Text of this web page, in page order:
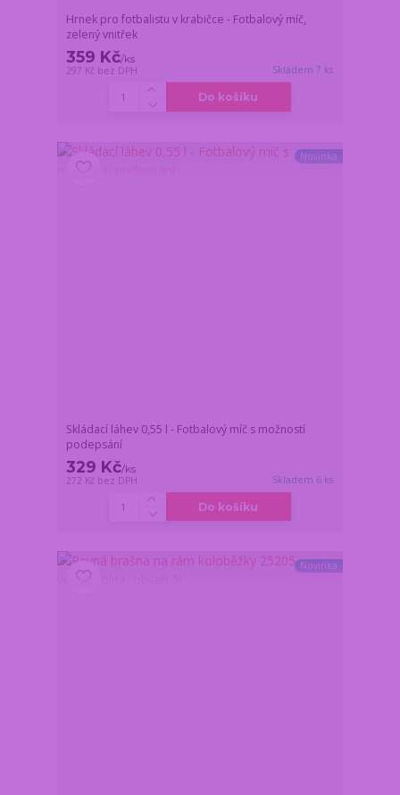
Hrnek pro fotbalistu v krabičce - Fotbalový míč,
zelený vnitřek
359 Kč/ks
297 Kč bez DPH Skladem 7 ks
Do košíku
Novinka
Skládací láhev 0,55 l - Fotbalový míč s možností
podepsání
329 Kč/ks
272 Kč bez DPH Skladem 6 ks
Do košíku
Novinka